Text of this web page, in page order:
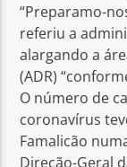
“Preparamo-
referiu a
alargando a
(ADR)
O número de
coronavírus
Famalicão
Direção-Geral